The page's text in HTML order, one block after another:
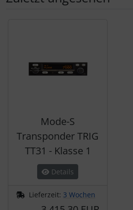
Mode-S
Transponder TRIG
TT31 - Klasse 1
Details
Lieferzeit: 3 Wochen